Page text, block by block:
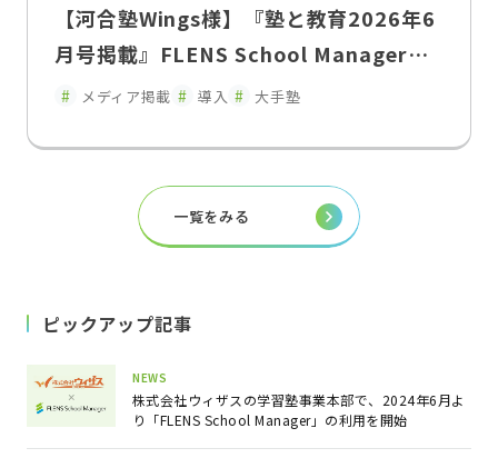
【河合塾Wings様】『塾と教育2026年6
月号掲載』FLENS School Managerに
よる教室運営改革入退室連絡の遅延を解
向コミュニケーション"
メディア掲載 導入 大手塾
一覧をみる
ピックアップ記事
NEWS
株式会社ウィザスの学習塾事業本部で、2024年6月よ
り「FLENS School Manager」の利用を開始